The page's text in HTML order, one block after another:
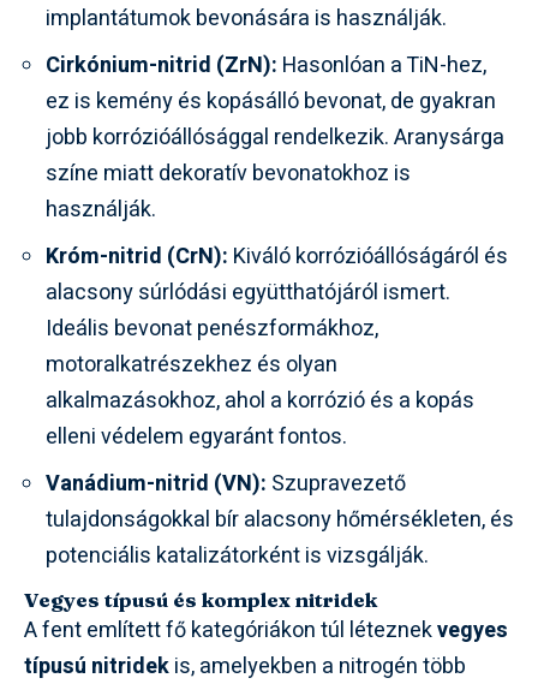
implantátumok bevonására is használják.
Cirkónium-nitrid (ZrN): Hasonlóan a TiN-hez,
ez is kemény és kopásálló bevonat, de gyakran
jobb korrózióállósággal rendelkezik. Aranysárga
színe miatt dekoratív bevonatokhoz is
használják.
Króm-nitrid (CrN): Kiváló korrózióállóságáról és
alacsony súrlódási együtthatójáról ismert.
Ideális bevonat penészformákhoz,
motoralkatrészekhez és olyan
alkalmazásokhoz, ahol a korrózió és a kopás
elleni védelem egyaránt fontos.
Vanádium-nitrid (VN): Szupravezető
tulajdonságokkal bír alacsony hőmérsékleten, és
potenciális katalizátorként is vizsgálják.
Vegyes típusú és komplex nitridek
A fent említett fő kategóriákon túl léteznekvegyes
típusú nitridekis, amelyekben a nitrogén több